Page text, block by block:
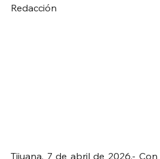
Redacción
Tijuana, 7 de abril de 2026.-